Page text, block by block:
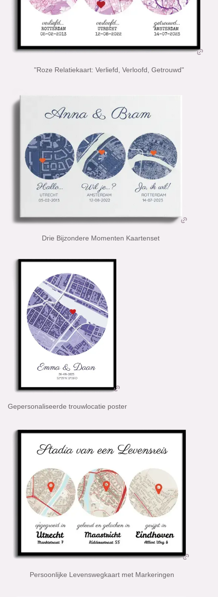
"Roze Relatiekaart: Verliefd, Verloofd, Getrouwd"
Drie Bijzondere Momenten Kaartenset
Gepersonaliseerde trouwlocatie poster
Persoonlijke Levenswegkaart met Markeringen